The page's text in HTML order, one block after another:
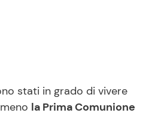
stati in grado di vivere
la Prima Comunione